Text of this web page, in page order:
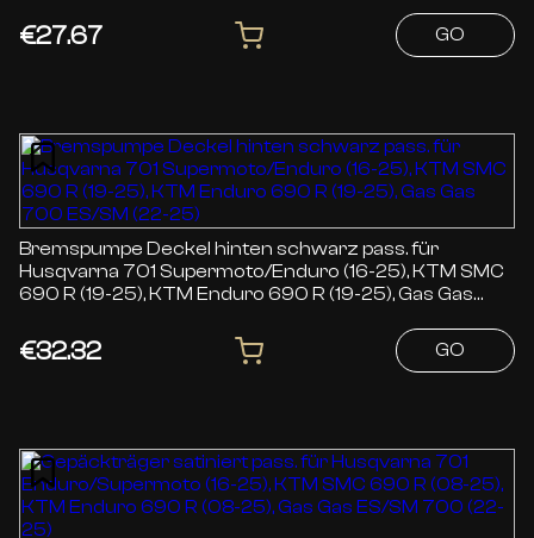
€27.67 GO
Bremspumpe Deckel hinten schwarz pass. für
Husqvarna 701 Supermoto/Enduro (16-25), KTM SMC
690 R (19-25), KTM Enduro 690 R (19-25), Gas Gas
€32.32 GO